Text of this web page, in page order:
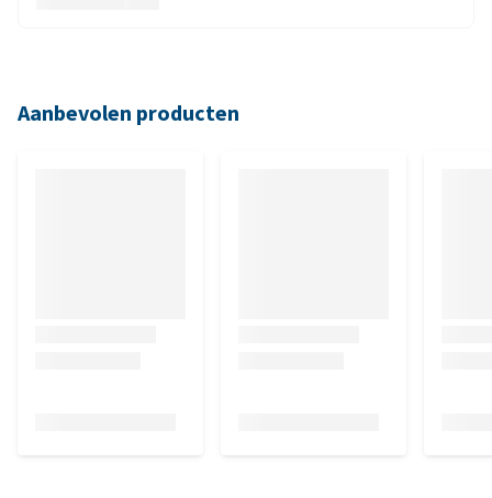
Aanbevolen producten